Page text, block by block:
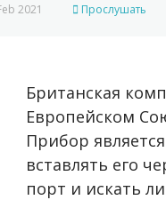
2021 Прослушать
Британская
Европейском
Прибор
вставлять его
порт и искать